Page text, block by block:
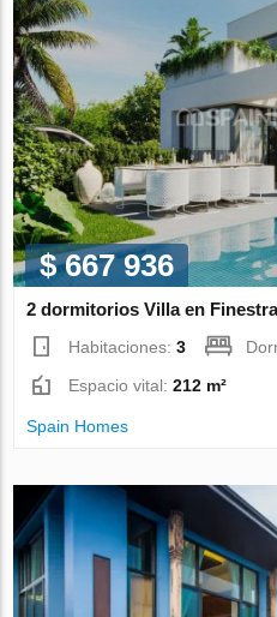
$ 667 936
2 dormitorios Villa en
Habitaciones:3
Espacio vital:212 m²
Spain Homes